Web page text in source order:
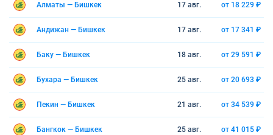
Алматы — Бишкек 17 авг. от 18 229 ₽
Андижан — Бишкек 17 авг. от 17 341 ₽
Баку — Бишкек 18 авг. от 29 591 ₽
Бухара — Бишкек 25 авг. от 20 693 ₽
Пекин — Бишкек 21 авг. от 34 539 ₽
Бангкок — Бишкек 25 авг. от 41 015 ₽